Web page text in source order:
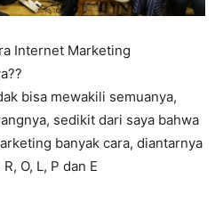
Internet Marketing
bisa mewakili semuanya,
sedikit dari saya bahwa
banyak cara, diantarnya
O, L, P dan E